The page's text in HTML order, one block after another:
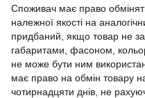
Споживач має право
належної якості на
придбаний, якщо товар не
габаритами, фасоном,
не може бути ним
має право на обмін товару
чотирнадцяти днів, не